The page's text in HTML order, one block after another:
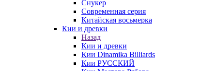
Снукер
Современная серия
Китайская восьмерка
Кии и древки
Назад
Кии и древки
Кии Dinamika Billiards
Кии РУССКИЙ